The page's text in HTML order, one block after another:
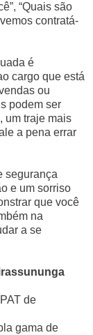
“Quais são
contratá-
é
cargo que está
ou
podem ser
um traje mais
a pena errar
segurança
e um sorriso
que você
na
a se
de
gama de